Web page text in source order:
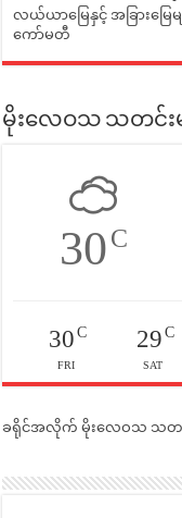
လယ်ယာမြေနှင့် အခြားမြေ
ကော်မတီ
မိုးလေဝသ သတင်းမ
30C
30C
FRI
29C
SAT
ခရိုင်အလိုက် မိုးလေဝသ သတင်